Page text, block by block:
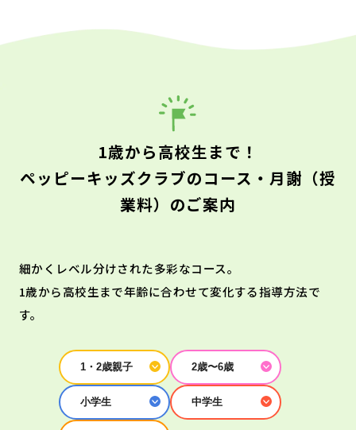
1歳から高校生まで！
ペッピーキッズクラブのコース・月謝（授
業料）のご案内
細かくレベル分けされた多彩なコース。
1歳から高校生まで年齢に合わせて変化する指導方法で
す。
1・2歳親子 2歳〜6歳
小学生 中学生